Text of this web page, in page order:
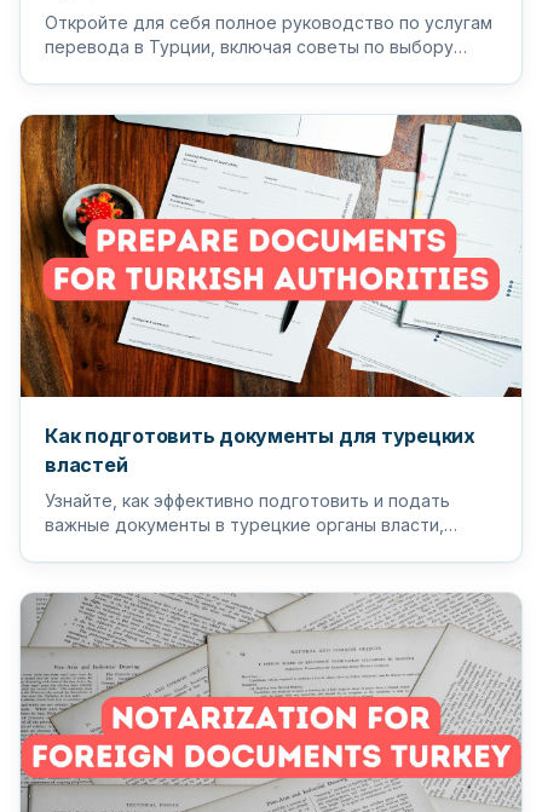
Откройте для себя полное руководство по услугам
перевода в Турции, включая советы по выбору
Как подготовить документы для турецких
властей
Узнайте, как эффективно подготовить и подать
важные документы в турецкие органы власти,